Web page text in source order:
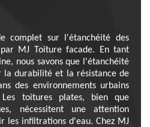
complet sur l'étanchéité des
MJ Toiture facade. En tant
nous savons que l'étanchéité
la durabilité et la résistance de
des environnements urbains
Les toitures plates, bien que
nécessitent une attention
les infiltrations d'eau. Chez MJ